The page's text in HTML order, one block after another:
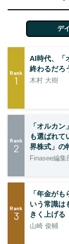
デ
Rank
1
AI時代、「
終わるだろ
木村 大樹
Rank
2
「オルカ
も選ばれて
界株式」の
Finasee編集
Rank
3
「年金が
いう常識は
きく上げる
山崎 俊輔